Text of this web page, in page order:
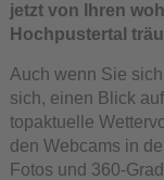
jetzt von Ihren
Hochpustertal
Auch wenn Sie
sich, einen Blick
topaktuelle
den Webcams in
Fotos und 360-